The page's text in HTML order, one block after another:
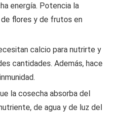
energía. Potencia la
flores y de frutos en
calcio para nutrirte y
cantidades. Además, hace
la cosecha absorba del
de agua y de luz del